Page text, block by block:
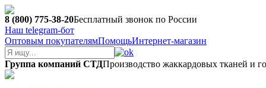
8 (800) 775-38-20Бесплатный звонок по России
Наш telegram-бот
Оптовым покупателямПомощьИнтернет-магазин
Группа компаний СТДПроизводство жаккардовых тканей и